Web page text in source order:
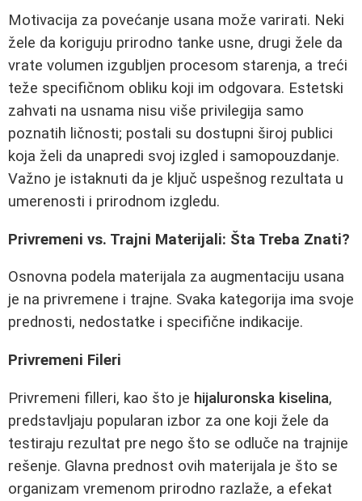
Motivacija za povećanje usana može varirati. Neki
žele da koriguju prirodno tanke usne, drugi žele da
vrate volumen izgubljen procesom starenja, a treći
teže specifičnom obliku koji im odgovara. Estetski
zahvati na usnama nisu više privilegija samo
poznatih ličnosti; postali su dostupni široj publici
koja želi da unapredi svoj izgled i samopouzdanje.
Važno je istaknuti da je ključ uspešnog rezultata u
umerenosti i prirodnom izgledu.
Privremeni vs. Trajni Materijali: Šta Treba Znati?
Osnovna podela materijala za augmentaciju usana
je na privremene i trajne. Svaka kategorija ima svoje
prednosti, nedostatke i specifične indikacije.
Privremeni Fileri
Privremeni filleri, kao što je hijaluronska kiselina,
predstavljaju popularan izbor za one koji žele da
testiraju rezultat pre nego što se odluče na trajnije
rešenje. Glavna prednost ovih materijala je što se
organizam vremenom prirodno razlaže, a efekat